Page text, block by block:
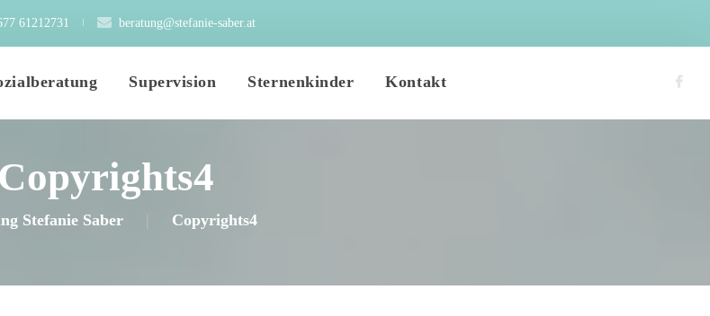
61212731 beratung@stefanie-saber.at
Supervision
Elementarpädagogik
Sternenkinder
Kontakt
Copyrights4
Stefanie Saber Copyrights4